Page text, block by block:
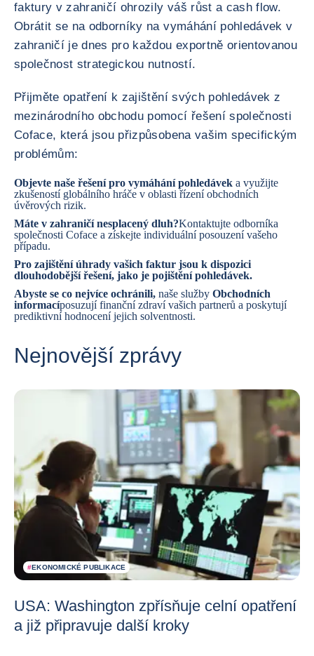
faktury v zahraničí ohrozily váš růst a cash flow.
Obrátit se na odborníky na vymáhání pohledávek v
zahraničí je dnes pro každou exportně orientovanou
společnost strategickou nutností.
Přijměte opatření k zajištění svých pohledávek z
mezinárodního obchodu pomocí řešení společnosti
Coface, která jsou přizpůsobena vašim specifickým
problémům:
Objevte naše řešení pro vymáhání pohledávek a využijte
zkušeností globálního hráče v oblasti řízení obchodních
úvěrových rizik.
Máte v zahraničí nesplacený dluh?Kontaktujte odborníka
společnosti Coface a získejte individuální posouzení vašeho
případu.
Pro zajištění úhrady vašich faktur jsou k dispozici
dlouhodobější řešení, jako je pojištění pohledávek.
Abyste se co nejvíce ochránili, naše služby Obchodních
informacíposuzují finanční zdraví vašich partnerů a poskytují
prediktivní hodnocení jejich solventnosti.
Nejnovější zprávy
#EKONOMICKÉ PUBLIKACE
USA: Washington zpřísňuje celní opatření
a již připravuje další kroky